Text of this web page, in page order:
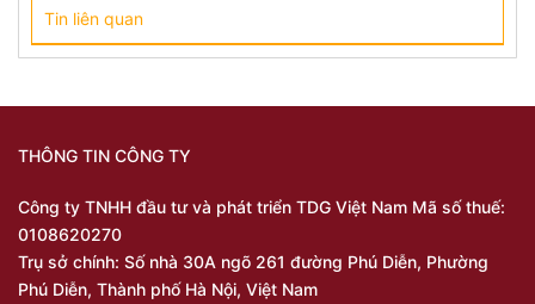
Tin liên quan
THÔNG TIN CÔNG TY
Công ty TNHH đầu tư và phát triển TDG Việt Nam Mã số thuế:
0108620270
Trụ sở chính: Số nhà 30A ngõ 261 đường Phú Diễn, Phường
Phú Diễn, Thành phố Hà Nội, Việt Nam